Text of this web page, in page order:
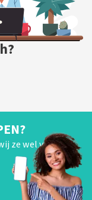
ze wel van je!